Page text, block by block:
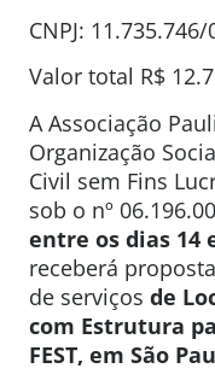
CNPJ:
Valor total R$
A Associação
Organização
Civil sem Fins
sob o nº
entre os dias 14
receberá
de serviços de
com Estrutura
FEST, em São